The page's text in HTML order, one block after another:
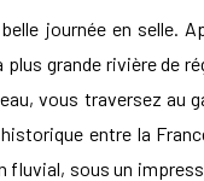
journée en selle.
grande rivière de
vous traversez au
entre la
fluvial, sous un